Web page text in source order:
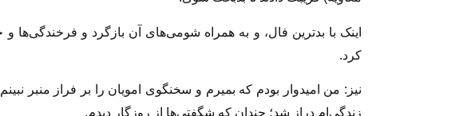
اینک با بد‌ترین فال، و به همراه شومی‌های آن بازگرد و فرخندگی‌ها و
کرد.
نیز: من امیدوار بودم که بمیرم و سخنگوی امویان را بر فراز منبر
زندگی‌ام دراز شد؛ چندان که شگفتی‌ها از روزگار دیدم.